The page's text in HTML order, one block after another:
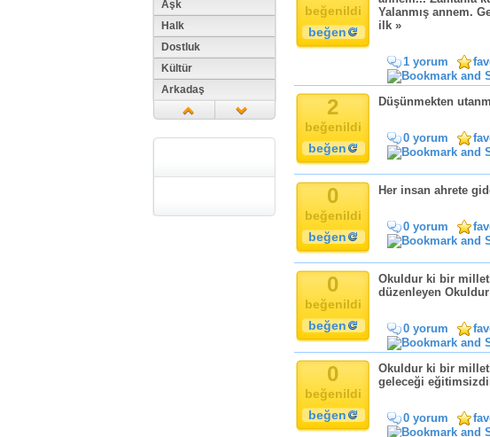
Aşk
Halk
Dostluk
Kültür
Arkadaş
Din
Zaman
beğenildi
beğen
Yalanmış annem.
ilk »
1 yorum
2
beğenildi
beğen
Düşünmekten
0 yorum
0
beğenildi
beğen
Her insan ahrete
0 yorum
0
beğenildi
beğen
Okuldur ki bir
düzenleyen
0 yorum
0
beğenildi
beğen
Okuldur ki bir
geleceği
0 yorum